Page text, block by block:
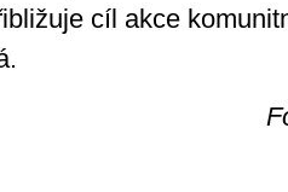
cíl akce